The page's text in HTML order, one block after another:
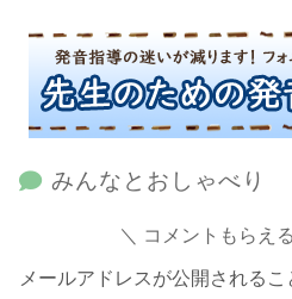
みんなとおしゃべり
コメントもらえ
メールアドレスが公開されるこ